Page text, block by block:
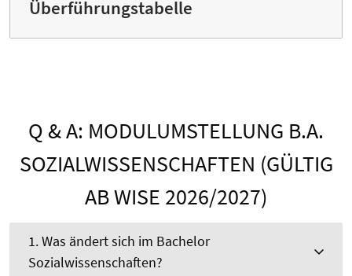
Überführungstabelle
Q & A: MODULUMSTELLUNG B.A.
SOZIALWISSENSCHAFTEN (GÜLTIG
AB WISE 2026/2027)
1. Was ändert sich im Bachelor
Sozialwissenschaften?